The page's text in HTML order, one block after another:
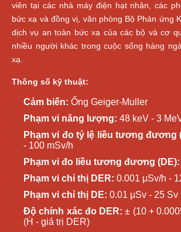
viên tại các nhà máy điện hạt nhân, các
bức xạ và đồng vị, văn phòng Bộ Phản ứng
dịch vụ an toàn bức xạ của các bộ và cơ
nhiều người khác trong cuộc sống hàng
xạ.
Thông số kỹ thuật:
Cảm biến: Ống Geiger-Muller
Phạm vi năng lượng: 48 keV - 3
Phạm vi đo tỷ lệ liều tương đương
- 100 mSv/h
Phạm vi đo liều tương đương (DE):
Phạm vi chỉ thị DER: 0.001 μSv/h -
Phạm vi chỉ thị DE: 0.01 μSv - 25 Sv
Độ chính xác đo DER: ± (10 +
(Ḣ - giá trị DER)